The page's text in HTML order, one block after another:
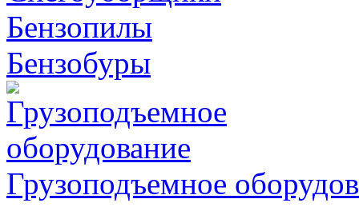
Бензопилы
Бензобуры
Грузоподъемное